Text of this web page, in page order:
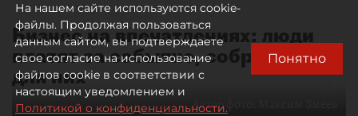
Бизнес на впечатлениях: люди
платят за событие, собранное
для них
Автор фото:
На нашем сайте используются cookie-
файлы. Продолжая пользоваться
данным сайтом, вы подтверждаете
свое согласие на использование
файлов cookie в соответствии с
настоящим уведомлением и
Политикой о конфиденциальности.
Понятно